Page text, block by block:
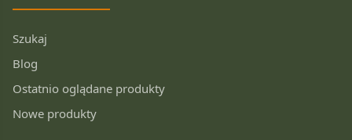
Szukaj
Blog
Ostatnio oglądane produkty
Nowe produkty